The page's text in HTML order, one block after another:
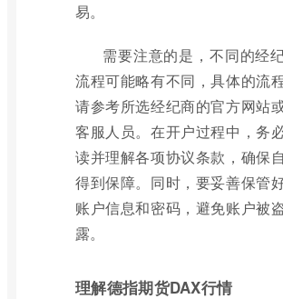
易。
需要注意的是，不同的经
流程可能略有不同，具体的流
请参考所选经纪商的官方网站
客服人员。在开户过程中，务
读并理解各项协议条款，确保
得到保障。同时，要妥善保管
账户信息和密码，避免账户被
露。
理解德指期货DAX行情